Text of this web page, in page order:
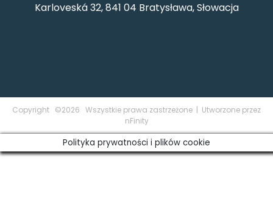
Karloveská 32, 841 04 Bratysława, Słowacja
Copyright ©2026 Wszystkie prawa zastrzeżone | Utworzone przez
nFinity
Polityka prywatności i plików cookie